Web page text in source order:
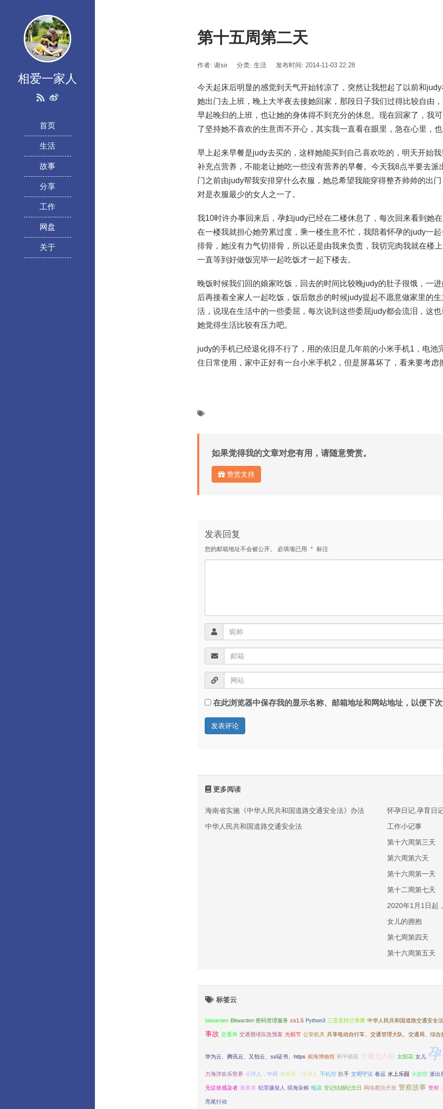
相爱一家人
首页
生活
故事
分享
工作
网盘
关于
第十五周第二天
作者: 谢sir 分类: 生活 发布时间: 2014-11-03 22:28
今天起床后明显的感觉到天气开始转凉了，突然让我想起了以前和
她出门去上班，晚上大半夜去接她回家，那段日子我们过得比较自由
早起晚归的上班，也让她的身体得不到充分的休息。现在回家了，我
了坚持她不喜欢的生意而不开心，其实我一直看在眼里，急在心里，
早上起来早餐是judy去买的，这样她能买到自己喜欢吃的，明天开始
补充点营养，不能老让她吃一些没有营养的早餐。今天我8点半要去
门之前由judy帮我安排穿什么衣服，她总希望我能穿得整齐帅帅的出
对是衣服最少的女人之一了。
我10时许办事回来后，孕妇judy已经在二楼休息了，每次回来看到她
在一楼我就担心她劳累过度，乘一楼生意不忙，我陪着怀孕的judy一
排骨，她没有力气切排骨，所以还是由我来负责，我切完肉我就在楼
一直等到好做饭完毕一起吃饭才一起下楼去。
晚饭时候我们回的娘家吃饭，回去的时间比较晚judy的肚子很饿，一
后再接着全家人一起吃饭，饭后散步的时候judy提起不愿意做家里的
活，说现在生活中的一些委屈，每次说到这些委屈judy都会流泪，这
她觉得生活比较有压力吧。
judy的手机已经退化得不行了，用的依旧是几年前的小米手机1，电池
住日常使用，家中正好有一台小米手机2，但是屏幕坏了，看来要考
如果觉得我的文章对您有用，请随意赞赏。
赞赏支持
发表回复
您的邮箱地址不会被公开。 必填项已用 * 标注
在此浏览器中保存我的显示名称、邮箱地址和网站地址，以便下
更多阅读
海南省实施《中华人民共和国道路交通安全法》办法
中华人民共和国道路交通安全法
怀孕日记,孕育日
工作小记事
第十六周第三天
第六周第六天
第十六周第一天
第十二周第七天
2020年1月1日起
女儿的拥抱
第七周第四天
第十六周第五天
标签云
bitwarden Bitwarden 密码管理服务 cs1.5 Python3 三亚亚特兰蒂斯 中华人民共和国道路交通安全法
事故 交通局 交通拥堵应急预案 光棍节 公安机关 共享电动自行车、交通管理大队、交通局、综
华为云、腾讯云、又拍云、ssl证书、https 南海博物馆 和平精英 大疆无人机 太阳花 女儿
力海洋欢乐世界 小洋人，中药 布洛芬，小洋人 手机控 扒手 文明守法 春运 水上乐园 水族馆 派出
无症状感染者 海景房 犯罪嫌疑人 琼海杂粮 电话 登记结婚纪念日 网络爬虫开发 警察故事 警察
亮尾行动